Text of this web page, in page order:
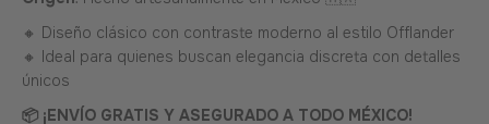
🔸 Diseño clásico con contraste moderno al estilo Offlander
🔸 Ideal para quienes buscan elegancia discreta con detalles
únicos
📦 ¡ENVÍO GRATIS Y ASEGURADO A TODO MÉXICO!